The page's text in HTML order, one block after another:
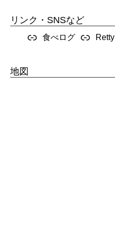
リンク・SNSなど
食べログ Retty
地図